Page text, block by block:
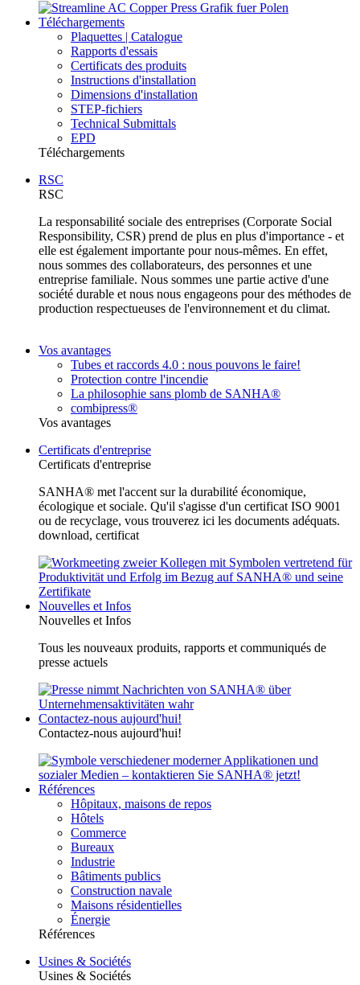
Téléchargements
Plaquettes | Catalogue
Rapports d'essais
Certificats des produits
Instructions d'installation
Dimensions d'installation
STEP-fichiers
Technical Submittals
EPD
Téléchargements
RSC
RSC
La responsabilité sociale des entreprises (Corporate Social
Responsibility, CSR) prend de plus en plus d'importance - et
elle est également importante pour nous-mêmes. En effet,
nous sommes des collaborateurs, des personnes et une
entreprise familiale. Nous sommes une partie active d'une
société durable et nous nous engageons pour des méthodes de
production respectueuses de l'environnement et du climat.
Vos avantages
Tubes et raccords 4.0 : nous pouvons le faire!
Protection contre l'incendie
La philosophie sans plomb de SANHA®
combipress®
Vos avantages
Certificats d'entreprise
Certificats d'entreprise
SANHA® met l'accent sur la durabilité économique,
écologique et sociale. Qu'il s'agisse d'un certificat ISO 9001
ou de recyclage, vous trouverez ici les documents adéquats.
download, certificat
Nouvelles et Infos
Nouvelles et Infos
Tous les nouveaux produits, rapports et communiqués de
presse actuels
Contactez-nous aujourd'hui!
Contactez-nous aujourd'hui!
Références
Hôpitaux, maisons de repos
Hôtels
Commerce
Bureaux
Industrie
Bâtiments publics
Construction navale
Maisons résidentielles
Énergie
Références
Usines & Sociétés
Usines & Sociétés